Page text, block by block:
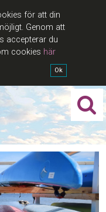
för att din
Genom att
accepterar du
cookies här
Ok